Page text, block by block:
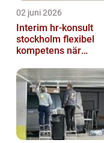
02 juni 2026
Interim hr-konsult
stockholm flexibel
kompetens när